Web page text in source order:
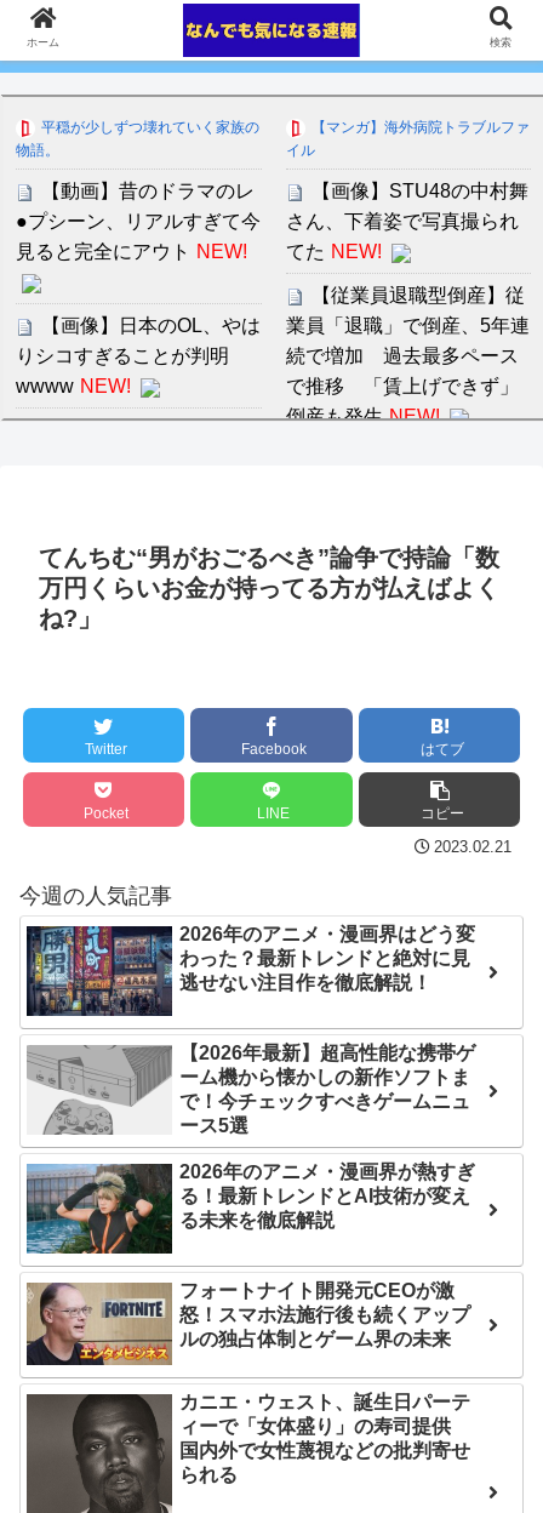
平穏が少しずつ壊れていく家族の
物語。
【動画】昔のドラマのレ
●プシーン、リアルすぎて今
見ると完全にアウト
NEW!
【画像】日本のOL、やは
りシコすぎることが判明
wwww NEW!
られざる実像に迫る本発
売、デイリー記者執筆
NEW!
れなきゃ撤退もあるかもし
れないね NEW!
クレバテスⅡ-魔獣の王と
偽りの勇者伝承- 第4話 感
を餌に誘き出す作戦！
【画像】発達障害の子ど
もはこの絵の意味がすぐに
分からないらしい
日本が北朝鮮に辛勝し二
次予選3連勝も、海外ファン
は采配に辛辣「おそろしい
内容の後半」「今日の森保
はチキン」
七ツ森りり ご令嬢と召使
いの禁断の恋…1日だけ許さ
れた夫婦としての時間をひ
たすら愛し合う。
Powered by livedoor 相
互RSS
【マンガ】海外病院トラブルファ
イル
【画像】STU48の中村舞
さん、下着姿で写真撮られ
てた NEW!
【従業員退職型倒産】従
業員「退職」で倒産、5年連
続で増加 過去最多ペース
で推移 「賃上げできず」
倒産も発生 NEW!
セ・リーグ出塁回数ラン
キング 直近3週間｜2026年
が「なぜ負けたのか？」ソ
ン・フンミン先発落ちは
すまん熊本やがコンビニ
代」に突入！アトラクショ
ンパスがどれもこれも1500
円の課金チケに
海外「日本よ、お前がナ
ンバーワンだ」 熊本地震直
後の日本の対応のスピード
【第7話予告】水10ドラ
マ『ラムネモンキー』 トレ
ンディなクリスマスイヴ
2/25(水)
36歳の彼女と結婚したい
のに、家族が猛反対。家族
び出した… 他
「本気で潰しにきてる」
てんちむ“男がおごるべき”論争で持論「数
万円くらいお金が持ってる方が払えばよく
ね?」
Twitter Facebook はてブ
Pocket LINE コピー
2023.02.21
今週の人気記事
2026年のアニメ・漫画界はどう変
わった？最新トレンドと絶対に見
逃せない注目作を徹底解説！
【2026年最新】超高性能な携帯ゲ
ーム機から懐かしの新作ソフトま
で！今チェックすべきゲームニュ
ース5選
2026年のアニメ・漫画界が熱すぎ
る！最新トレンドとAI技術が変え
る未来を徹底解説
フォートナイト開発元CEOが激
怒！スマホ法施行後も続くアップ
ルの独占体制とゲーム界の未来
カニエ・ウェスト、誕生日パーテ
ィーで「女体盛り」の寿司提供
国内外で女性蔑視などの批判寄せ
られる
ホーム 検索